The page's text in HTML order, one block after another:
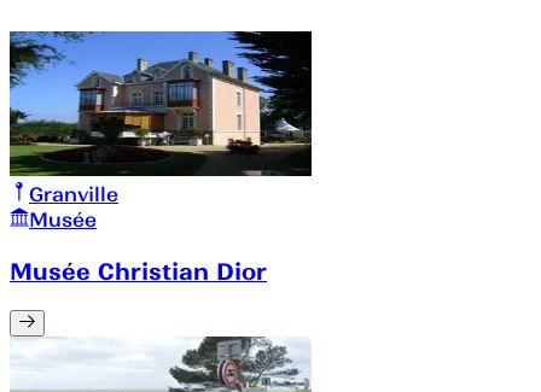
Granville
Musée
Musée Christian Dior